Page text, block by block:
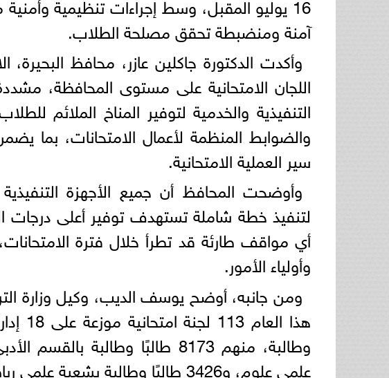
آمنة ومنضبطة تحقق مصلحة الطلاب.
وأكدت الدكتورة جاكلين عازر، محافظ البحيرة،
اللجان الامتحانية على مستوى المحافظة،
التنفيذية والخدمية لتوفير المناخ الملائم
والضوابط المنظمة لأعمال الامتحانات، بما
سير العملية الامتحانية.
وأوضحت المحافظ أن جميع الأجهزة
لتنفيذ خطة شاملة تستهدف توفير أعلى درجات
أي مواقف طارئة قد تطرأ خلال فترة
وأولياء الأمور.
ومن جانبه، أوضح يوسف الديب، وكيل وزارة
علمي علوم، و3426 طالبًا وطالبة بشعبة علمي رياضة.